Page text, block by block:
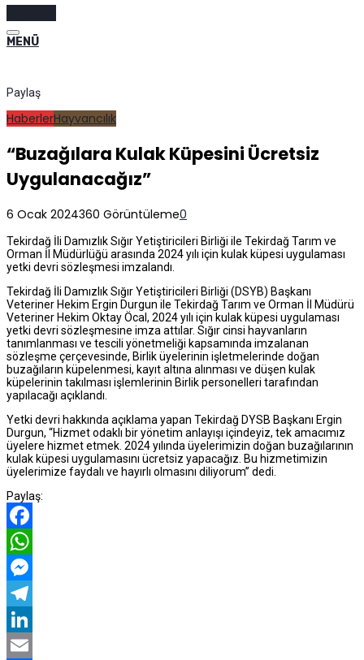
MENÜ
Paylaş
HaberlerHayvancılık
“Buzağılara Kulak Küpesini Ücretsiz
Uygulanacağız”
6 Ocak 2024360 Görüntüleme0
Tekirdağ İli Damızlık Sığır Yetiştiricileri Birliği ile Tekirdağ Tarım ve
Orman İl Müdürlüğü arasında 2024 yılı için kulak küpesi uygulaması
yetki devri sözleşmesi imzalandı.
Tekirdağ İli Damızlık Sığır Yetiştiricileri Birliği (DSYB) Başkanı
Veteriner Hekim Ergin Durgun ile Tekirdağ Tarım ve Orman İl Müdürü
Veteriner Hekim Oktay Öcal, 2024 yılı için kulak küpesi uygulaması
yetki devri sözleşmesine imza attılar. Sığır cinsi hayvanların
tanımlanması ve tescili yönetmeliği kapsamında imzalanan
sözleşme çerçevesinde, Birlik üyelerinin işletmelerinde doğan
buzağıların küpelenmesi, kayıt altına alınması ve düşen kulak
küpelerinin takılması işlemlerinin Birlik personelleri tarafından
yapılacağı açıklandı.
Yetki devri hakkında açıklama yapan Tekirdağ DYSB Başkanı Ergin
Durgun, “Hizmet odaklı bir yönetim anlayışı içindeyiz, tek amacımız
üyelere hizmet etmek. 2024 yılında üyelerimizin doğan buzağılarının
kulak küpesi uygulamasını ücretsiz yapacağız. Bu hizmetimizin
üyelerimize faydalı ve hayırlı olmasını diliyorum” dedi.
Paylaş:
Facebook
WhatsApp
Messenger
Telegram
LinkedIn